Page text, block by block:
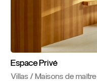
EspacePrivé
Villas / Maisons de maître